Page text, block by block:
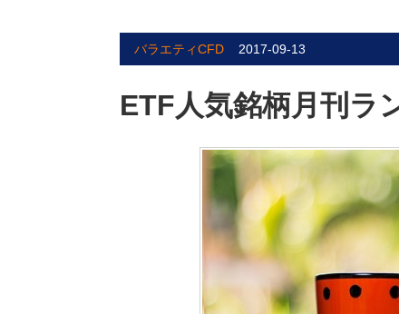
バラエティCFD 2017-09-13
ETF人気銘柄月刊ラ